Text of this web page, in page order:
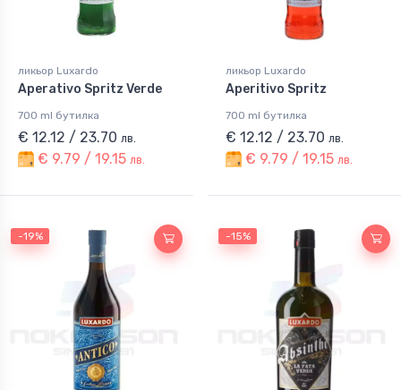
ликьор Luxardo
Aperativo Spritz Verde
700 ml бутилка
€ 12.12 / 23.70 лв.
€ 9.79 / 19.15 лв.
ликьор Luxardo
Aperitivo Spritz
700 ml бутилка
€ 12.12 / 23.70 лв.
€ 9.79 / 19.15 лв.
-19% -15%